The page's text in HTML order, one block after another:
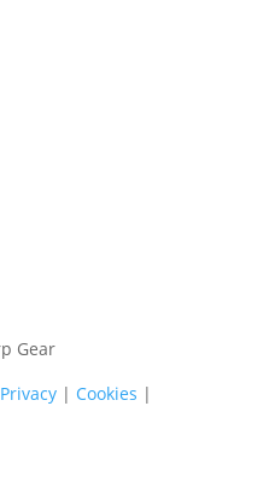
Gear
Privacy| Cookies |